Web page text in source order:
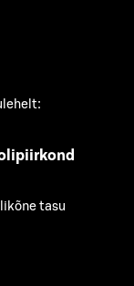
tasu